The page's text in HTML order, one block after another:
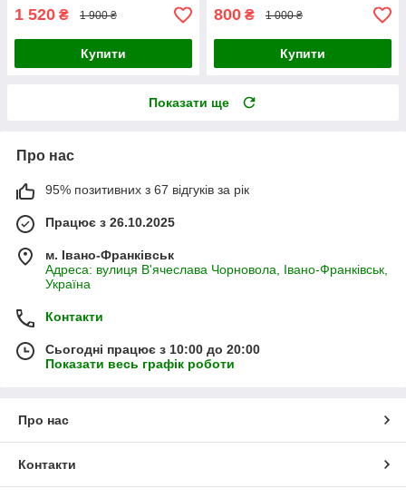
1 520 ₴ 1 900 ₴
Купити
800 ₴ 1 000 ₴
Купити
Показати ще
Про нас
95% позитивних з 67 відгуків за рік
Працює з 26.10.2025
м. Івано-Франківськ
Адреса: вулиця В'ячеслава Чорновола, Івано-Франківськ,
Україна
Контакти
Сьогодні працює з 10:00 до 20:00
Показати весь графік роботи
Про нас
Контакти